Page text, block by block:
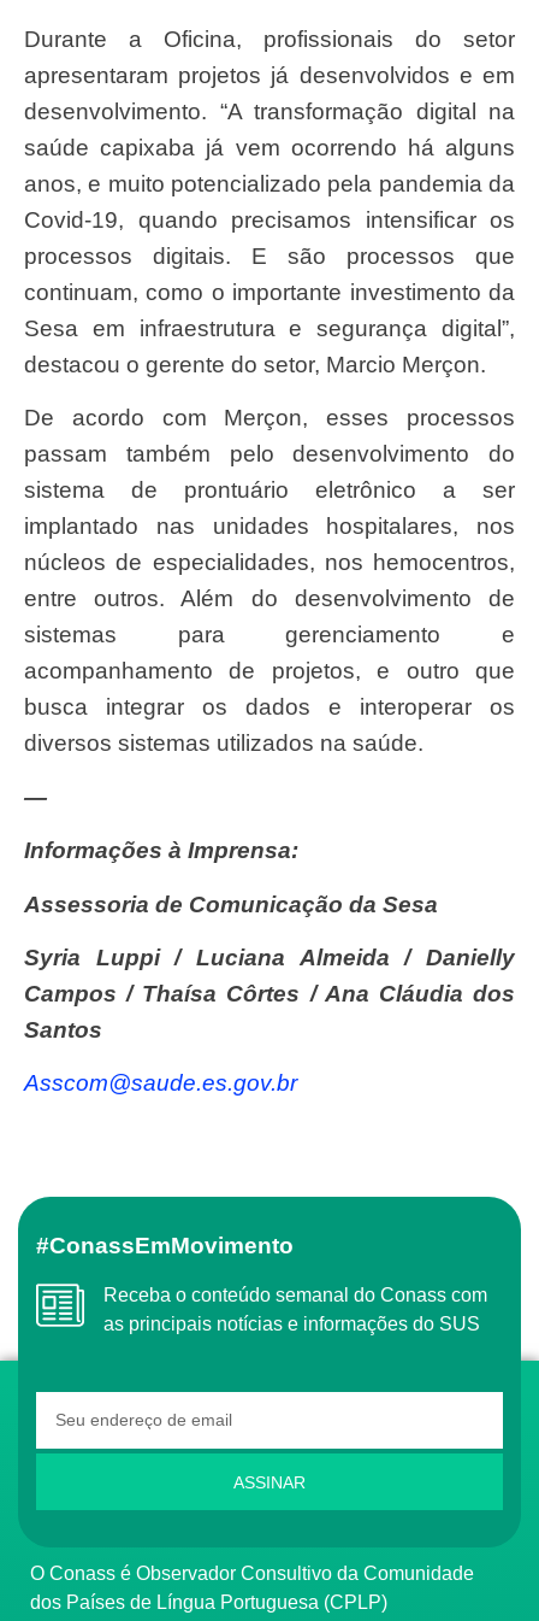
Durante a Oficina, profissionais do setor
apresentaram projetos já desenvolvidos e em
desenvolvimento. “A transformação digital na
saúde capixaba já vem ocorrendo há alguns
anos, e muito potencializado pela pandemia da
Covid-19, quando precisamos intensificar os
processos digitais. E são processos que
continuam, como o importante investimento da
Sesa em infraestrutura e segurança digital”,
destacou o gerente do setor, Marcio Merçon.
De acordo com Merçon, esses processos
passam também pelo desenvolvimento do
sistema de prontuário eletrônico a ser
implantado nas unidades hospitalares, nos
núcleos de especialidades, nos hemocentros,
entre outros. Além do desenvolvimento de
sistemas para gerenciamento e
acompanhamento de projetos, e outro que
busca integrar os dados e interoperar os
diversos sistemas utilizados na saúde.
—
Informações à Imprensa:
Assessoria de Comunicação da Sesa
Syria Luppi / Luciana Almeida / Danielly
Campos / Thaísa Côrtes / Ana Cláudia dos
Santos
asscom@saude.es.gov.br
#ConassEmMovimento
Receba o conteúdo semanal do Conass com
as principais notícias e informações do SUS
ASSINAR
O Conass é Observador Consultivo da Comunidade
dos Países de Língua Portuguesa (CPLP)